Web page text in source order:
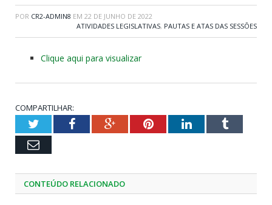
POR CR2-ADMIN8 EM 22 DE JUNHO DE 2022
ATIVIDADES LEGISLATIVAS, PAUTAS E ATAS DAS SESSÕES
Clique aqui para visualizar
COMPARTILHAR:
TwitterFacebookGoogle+PinterestLinkedInTumblr
Email
CONTEÚDO RELACIONADO